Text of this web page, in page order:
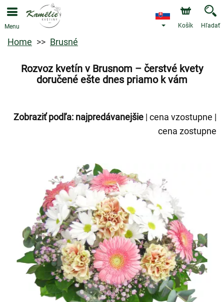
Menu Košík Hľadať
Home Brusné
Rozvoz kvetín v Brusnom – čerstvé kvety
doručené ešte dnes priamo k vám
Zobraziť podľa: najpredávanejšie | cena vzostupne |
cena zostupne